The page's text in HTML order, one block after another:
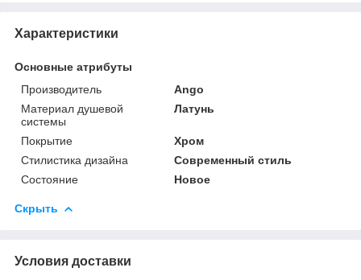
Характеристики
Основные атрибуты
Производитель
Ango
Материал душевой
системы
Латунь
Покрытие
Хром
Стилистика дизайна
Современный стиль
Состояние
Новое
Скрыть
Условия доставки